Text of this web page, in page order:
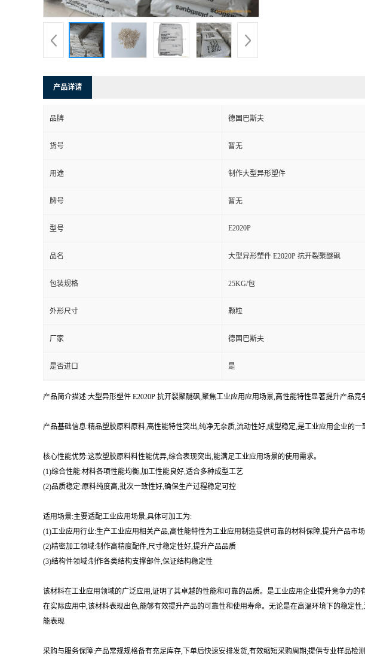
产品详请
品牌 德国巴斯夫
货号 暂无
用途 制作大型异形塑件
牌号 暂无
型号 E2020P
品名 大型异形塑件 E2020P 抗开裂聚醚砜
包装规格 25KG/包
外形尺寸 颗粒
厂家 德国巴斯夫
是否进口 是
产品简介描述:大型异形塑件 E2020P 抗开裂聚醚砜,聚焦工业应用应用场景,高性能特性显著提升产品竞
产品基础信息:精品塑胶原料原料,高性能特性突出,纯净无杂质,流动性好,成型稳定,是工业应用企业的
核心性能优势:这款塑胶原料料性能优异,综合表现突出,能满足工业应用场景的使用需求。
(1)综合性能:材料各项性能均衡,加工性能良好,适合多种成型工艺
(2)品质稳定:原料纯度高,批次一致性好,确保生产过程稳定可控
适用场景:主要适配工业应用场景,具体可加工为:
(1)工业应用行业:生产工业应用相关产品,高性能特性为工业应用制造提供可靠的材料保障,提升产品市
(2)精密加工领域:制作高精度配件,尺寸稳定性好,提升产品品质
(3)结构件领域:制作各类结构支撑部件,保证结构稳定性
该材料在工业应用领域的广泛应用,证明了其卓越的性能和可靠的品质。是工业应用企业提升竞争力的
在实际应用中,该材料表现出色,能够有效提升产品的可靠性和使用寿命。无论是在高温环境下的稳定
能表现
采购与服务保障:产品常规规格备有充足库存,下单后快速安排发货,有效缩短采购周期;提供专业样品